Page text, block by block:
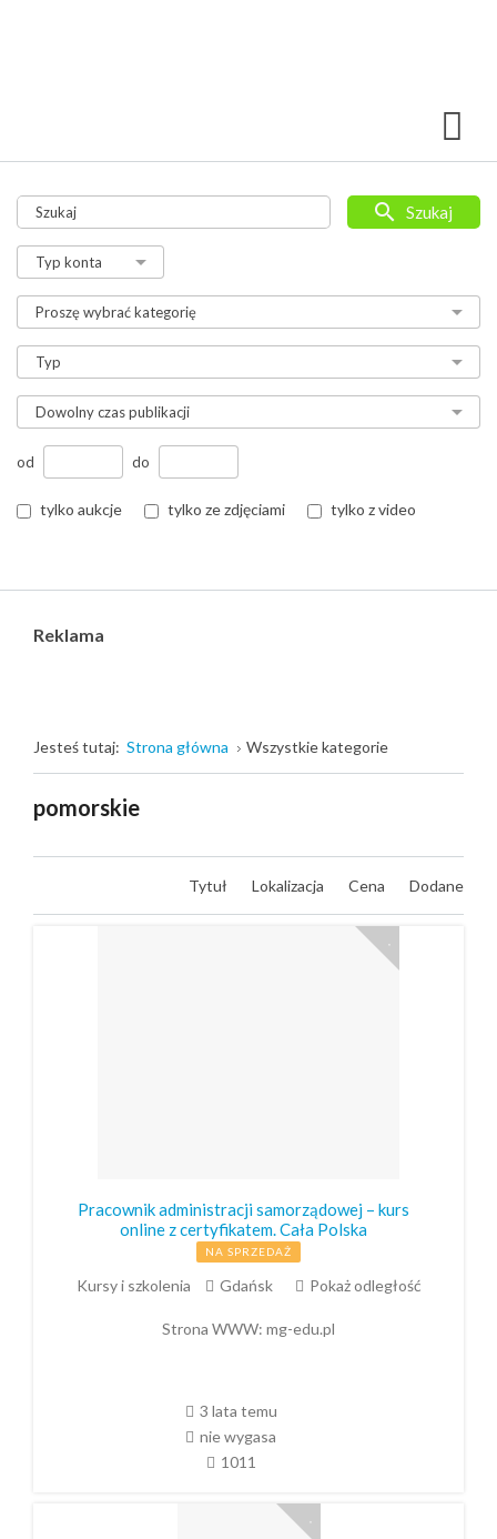
od do
tylko aukcje tylko ze zdjęciami tylko z video
Szukaj
Reklama
Jesteś tutaj: Strona główna Wszystkie kategorie
pomorskie
Tytuł Lokalizacja Cena Dodane
Pracownik administracji samorządowej – kurs
online z certyfikatem. Cała Polska
NA SPRZEDAŻ
Kursy i szkolenia Gdańsk Pokaż odległość
Strona WWW: mg-edu.pl
3 lata temu
nie wygasa
1011